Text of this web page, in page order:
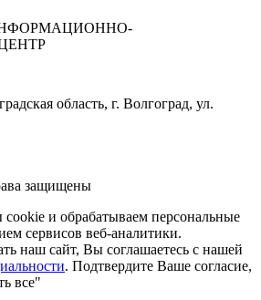
область, г. Волгоград, ул.
защищены
и обрабатываем персональные
сервисов веб-аналитики.
наш сайт, Вы соглашаетесь с нашей
. Подтвердите Ваше согласие,
все"